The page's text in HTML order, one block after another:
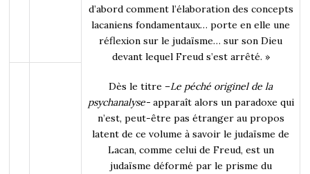
d’abord comment l’élaboration des concepts
lacaniens fondamentaux… porte en elle une
réflexion sur le judaïsme… sur son Dieu
devant lequel Freud s’est arrêté. »
Dès le titre –Le péché originel de la
psychanalyse-apparaît alors un paradoxe qui
n’est, peut-être pas étranger au propos
latent de ce volume à savoir le judaïsme de
Lacan, comme celui de Freud, est un
judaïsme déformé par le prisme du